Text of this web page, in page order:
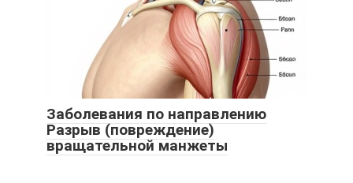
Заболевания по направлению
Разрыв (повреждение)
вращательной манжеты